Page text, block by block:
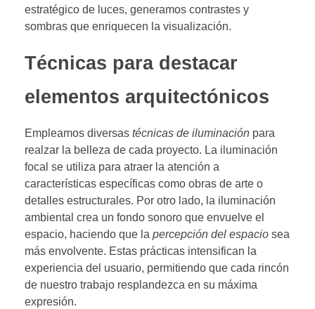
estratégico de luces, generamos contrastes y
sombras que enriquecen la visualización.
Técnicas para destacar
elementos arquitectónicos
Empleamos diversas técnicas de iluminación para
realzar la belleza de cada proyecto. La iluminación
focal se utiliza para atraer la atención a
características específicas como obras de arte o
detalles estructurales. Por otro lado, la iluminación
ambiental crea un fondo sonoro que envuelve el
espacio, haciendo que la percepción del espacio sea
más envolvente. Estas prácticas intensifican la
experiencia del usuario, permitiendo que cada rincón
de nuestro trabajo resplandezca en su máxima
expresión.